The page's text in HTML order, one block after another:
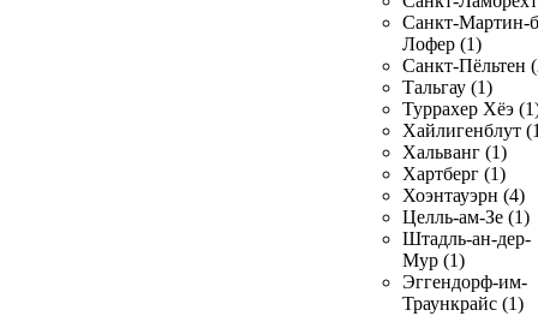
Санкт-Мартин-
Лофер (1)
Санкт-Пёльтен
Тальгау (1)
Туррахер Хёэ
Хайлигенблут
Хальванг (1)
Хартберг (1)
Хоэнтауэрн (4)
Целль-ам-Зе (1)
Штадль-ан-дер-
Мур (1)
Эггендорф-им-
Траункрайс (1)